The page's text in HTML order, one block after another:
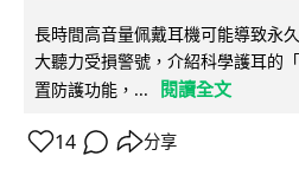
長時間高音量佩戴耳機可能導致永
大聽力受損警號，介紹科學護耳的
置防護功能，...
閱讀全文
14 分享